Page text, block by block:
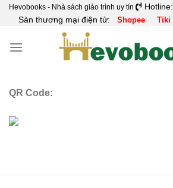
SkipHevobooks - Nhà sách giáo trình uy tín Hotline:
Sàn thương mại điện tử: Shopee Tiki
QR Code: